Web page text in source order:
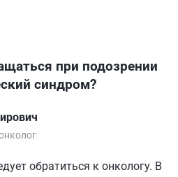
при подозрении
синдром?
обратиться к онкологу. В